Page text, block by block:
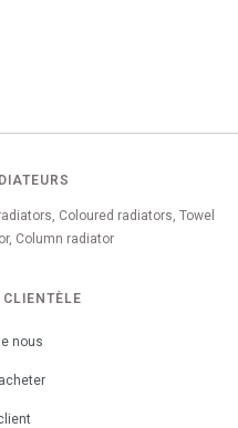
Coloured radiators, Towel
Column radiator
nous